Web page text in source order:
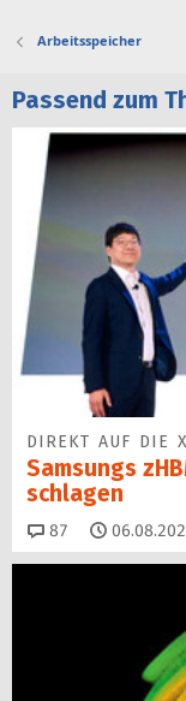
Arbeitsspeicher
Passend zum
DIREKT AUF DIE
Samsungs
schlagen
87 Kommentare